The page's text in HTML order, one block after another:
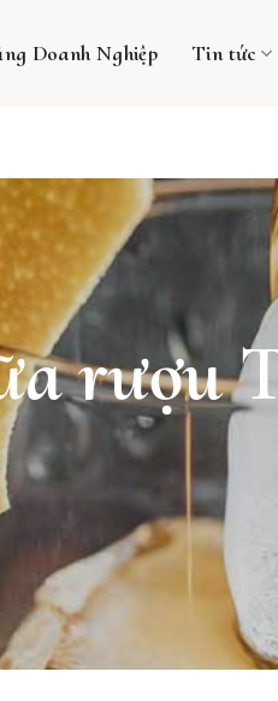
Doanh Nghiệp Tin tức
rượu